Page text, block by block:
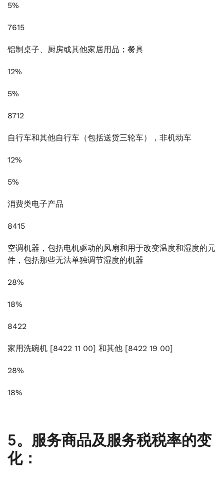
5%
7615
铝制桌子、厨房或其他家居用品；餐具
12%
5%
8712
自行车和其他自行车（包括送货三轮车），非机动车
12%
5%
消费类电子产品
8415
空调机器，包括电机驱动的风扇和用于改变温度和湿度的元
件，包括那些无法单独调节湿度的机器
28%
18%
8422
家用洗碗机 [8422 11 00] 和其他 [8422 19 00]
28%
18%
5。服务商品及服务税税率的变
化：